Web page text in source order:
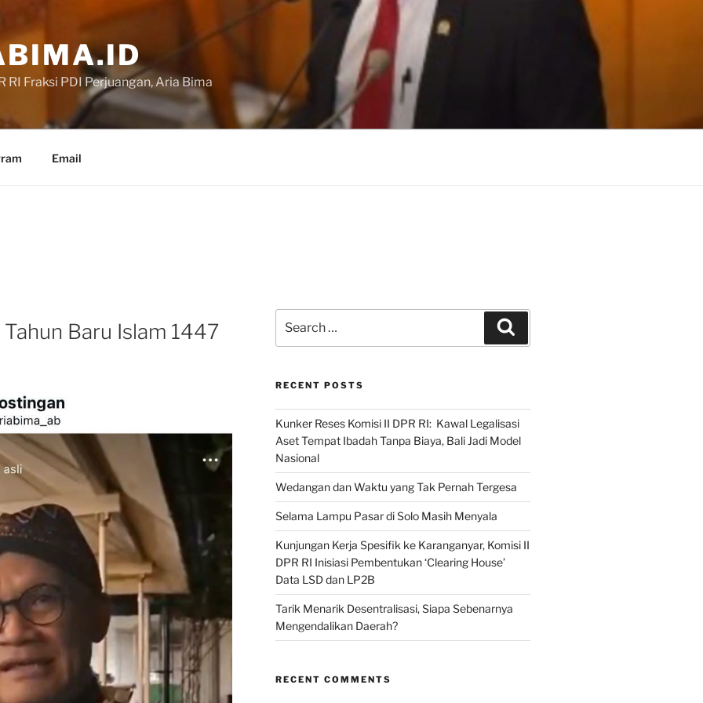
Fraksi PDI Perjuangan, Aria Bima
Email
Baru Islam 1447
for:
RECENT POSTS
Kunker Reses Komisi II DPR RI: Kawal Legalisasi
Aset Tempat Ibadah Tanpa Biaya, Bali Jadi Model
Nasional
Wedangan dan Waktu yang Tak Pernah Tergesa
Selama Lampu Pasar di Solo Masih Menyala
Kunjungan Kerja Spesifik ke Karanganyar, Komisi II
DPR RI Inisiasi Pembentukan ‘Clearing House’
Data LSD dan LP2B
Tarik Menarik Desentralisasi, Siapa Sebenarnya
Mengendalikan Daerah?
RECENT COMMENTS